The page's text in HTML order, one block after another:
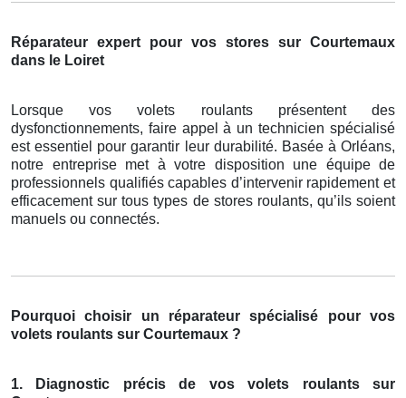
Réparateur expert pour vos stores sur Courtemaux
dans le Loiret
Lorsque vos volets roulants présentent des
dysfonctionnements, faire appel à un technicien spécialisé
est essentiel pour garantir leur durabilité. Basée à Orléans,
notre entreprise met à votre disposition une équipe de
professionnels qualifiés capables d’intervenir rapidement et
efficacement sur tous types de stores roulants, qu’ils soient
manuels ou connectés.
Pourquoi choisir un réparateur spécialisé pour vos
volets roulants sur Courtemaux ?
1. Diagnostic précis de vos volets roulants sur